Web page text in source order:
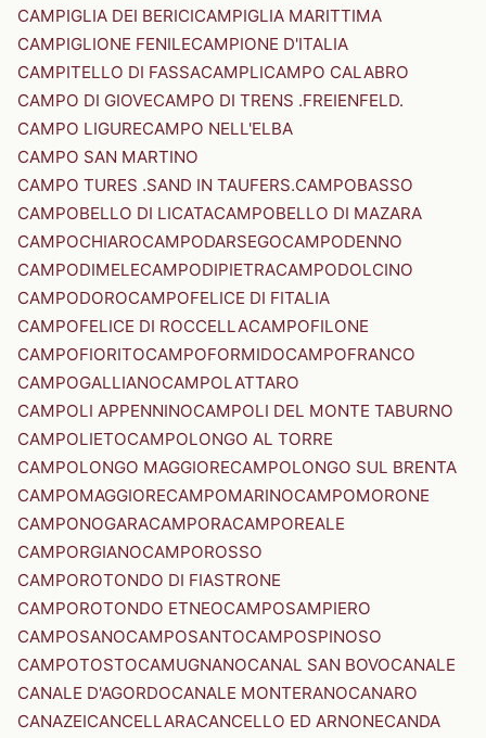
CAMPIGLIA DEI BERICICAMPIGLIA MARITTIMA
CAMPIGLIONE FENILECAMPIONE D'ITALIA
CAMPITELLO DI FASSACAMPLICAMPO CALABRO
CAMPO DI GIOVECAMPO DI TRENS .FREIENFELD.
CAMPO LIGURECAMPO NELL'ELBA
CAMPO SAN MARTINO
CAMPO TURES .SAND IN TAUFERS.CAMPOBASSO
CAMPOBELLO DI LICATACAMPOBELLO DI MAZARA
CAMPOCHIAROCAMPODARSEGOCAMPODENNO
CAMPODIMELECAMPODIPIETRACAMPODOLCINO
CAMPODOROCAMPOFELICE DI FITALIA
CAMPOFELICE DI ROCCELLACAMPOFILONE
CAMPOFIORITOCAMPOFORMIDOCAMPOFRANCO
CAMPOGALLIANOCAMPOLATTARO
CAMPOLI APPENNINOCAMPOLI DEL MONTE TABURNO
CAMPOLIETOCAMPOLONGO AL TORRE
CAMPOLONGO MAGGIORECAMPOLONGO SUL BRENTA
CAMPOMAGGIORECAMPOMARINOCAMPOMORONE
CAMPONOGARACAMPORACAMPOREALE
CAMPORGIANOCAMPOROSSO
CAMPOROTONDO DI FIASTRONE
CAMPOROTONDO ETNEOCAMPOSAMPIERO
CAMPOSANOCAMPOSANTOCAMPOSPINOSO
CAMPOTOSTOCAMUGNANOCANAL SAN BOVOCANALE
CANALE D'AGORDOCANALE MONTERANOCANARO
CANAZEICANCELLARACANCELLO ED ARNONECANDA